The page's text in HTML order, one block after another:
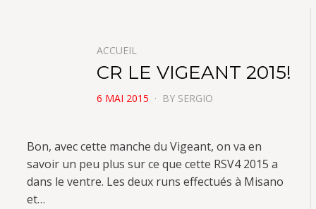
ACCUEIL
CR LE VIGEANT 2015!
POSTED
6 MAI 2015 BY SERGIO
Bon, avec cette manche du Vigeant, on va en
savoir un peu plus sur ce que cette RSV4 2015 a
dans le ventre. Les deux runs effectués à Misano
et…